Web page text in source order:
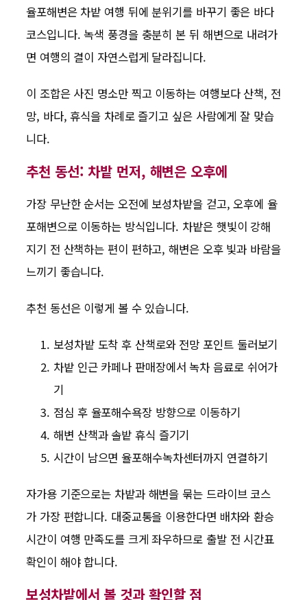
율포해변은 차밭 여행 뒤에 분위기를 바꾸기 좋은 바다
코스입니다. 녹색 풍경을 충분히 본 뒤 해변으로 내려가
면 여행의 결이 자연스럽게 달라집니다.
이 조합은 사진 명소만 찍고 이동하는 여행보다 산책, 전
망, 바다, 휴식을 차례로 즐기고 싶은 사람에게 잘 맞습
니다.
추천 동선: 차밭 먼저, 해변은 오후에
가장 무난한 순서는 오전에 보성차밭을 걷고, 오후에 율
포해변으로 이동하는 방식입니다. 차밭은 햇빛이 강해
지기 전 산책하는 편이 편하고, 해변은 오후 빛과 바람을
느끼기 좋습니다.
추천 동선은 이렇게 볼 수 있습니다.
보성차밭 도착 후 산책로와 전망 포인트 둘러보기
차밭 인근 카페나 판매장에서 녹차 음료로 쉬어가
기
점심 후 율포해수욕장 방향으로 이동하기
해변 산책과 솔밭 휴식 즐기기
시간이 남으면 율포해수녹차센터까지 연결하기
자가용 기준으로는 차밭과 해변을 묶는 드라이브 코스
가 가장 편합니다. 대중교통을 이용한다면 배차와 환승
시간이 여행 만족도를 크게 좌우하므로 출발 전 시간표
확인이 해야 합니다.
보성차밭에서 볼 것과 확인할 점